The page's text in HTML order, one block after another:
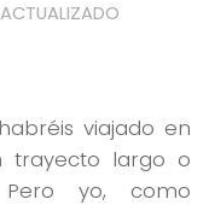
ACTUALIZADO
viajado en
trayecto largo o
yo, como